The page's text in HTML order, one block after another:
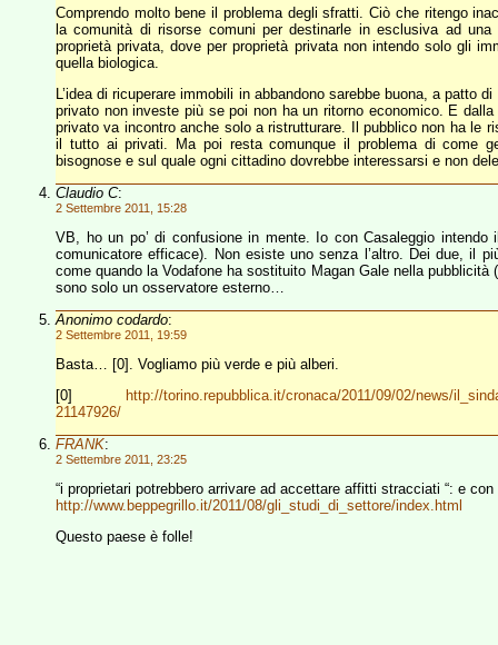
Comprendo molto bene il problema degli sfratti. Ciò che ritengo
la comunità di risorse comuni per destinarle in esclusiva ad
proprietà privata, dove per proprietà privata non intendo solo gli
quella biologica.
L’idea di ricuperare immobili in abbandono sarebbe buona, a
privato non investe più se poi non ha un ritorno economico. E
privato va incontro anche solo a ristrutturare. Il pubblico non ha le
il tutto ai privati. Ma poi resta comunque il problema di come
bisognose e sul quale ogni cittadino dovrebbe interessarsi e non
Claudio C:
2 Settembre 2011, 15:28
VB, ho un po’ di confusione in mente. Io con Casaleggio
comunicatore efficace). Non esiste uno senza l’altro. Dei due, il
come quando la Vodafone ha sostituito Magan Gale nella
sono solo un osservatore esterno…
Anonimo codardo:
2 Settembre 2011, 19:59
Basta… [0]. Vogliamo più verde e più alberi.
[0]
http://torino.repubblica.it/cronaca/2011/09/02/news/
21147926/
FRANK:
2 Settembre 2011, 23:25
“i proprietari potrebbero arrivare ad accettare affitti stracciati “: e
http://www.beppegrillo.it/2011/08/gli_studi_di_settore/index.html
Questo paese è folle!